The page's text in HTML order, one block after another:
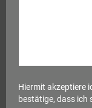
Hiermit akzeptiere
bestätige, dass ich